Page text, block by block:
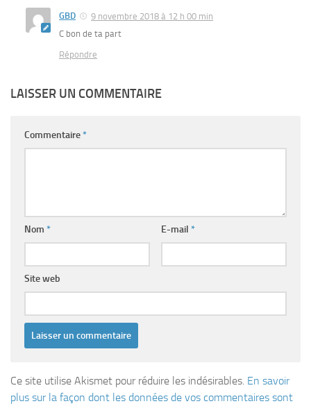
GBD
9 novembre 2018 à 12 h 00 min
C bon de ta part
Répondre
LAISSER UN COMMENTAIRE
Commentaire*
Nom * E-mail *
Site web
Ce site utilise Akismet pour réduire les indésirables. En savoir
plus sur la façon dont les données de vos commentaires sont